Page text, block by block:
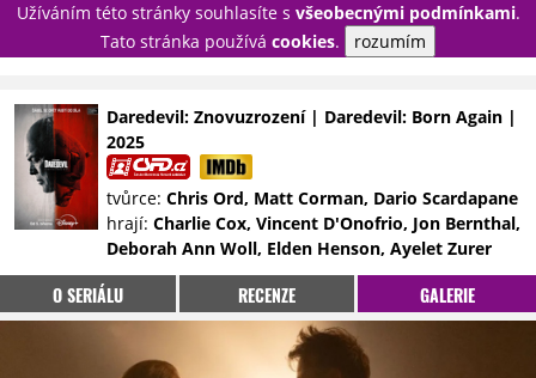
Užíváním této stránky souhlasíte s všeobecnými podmínkami.
Tato stránka používá cookies. rozumím
PŘIHLÁSIT
NOVINKY
TÉMATA
RECENZE
EPIZODY
KULT
TRAILERY
GALERIE
DISKUZE
STATISTIKY
TIRÁŽ
Daredevil: Znovuzrození | Daredevil: Born Again |
2025
tvůrce: Chris Ord, Matt Corman, Dario Scardapane
hrají: Charlie Cox, Vincent D'Onofrio, Jon Bernthal,
Deborah Ann Woll, Elden Henson, Ayelet Zurer
O SERIÁLU RECENZE GALERIE